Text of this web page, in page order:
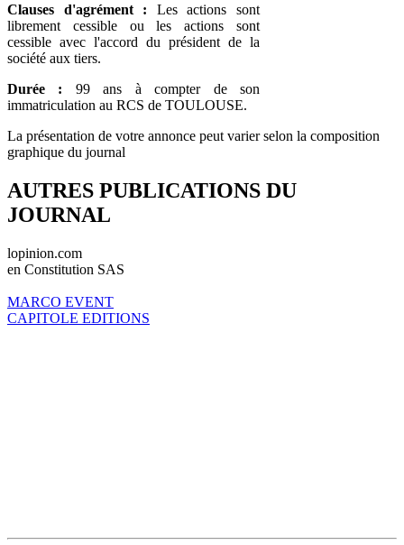
Clauses d'agrément : Les actions sont
librement cessible ou les actions sont
cessible avec l'accord du président de la
société aux tiers.
Durée : 99 ans à compter de son
immatriculation au RCS de TOULOUSE.
La présentation de votre annonce peut varier selon la composition
graphique du journal
AUTRES PUBLICATIONS DU
JOURNAL
lopinion.com
en Constitution SAS
MARCO EVENT
CAPITOLE EDITIONS